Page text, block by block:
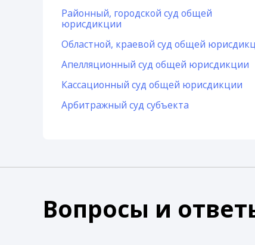
Районный, городской суд общей
юрисдикции
Областной, краевой суд общей
Апелляционный суд общей юрисдикции
Кассационный суд общей юрисдикции
Арбитражный суд субъекта
Вопросы и